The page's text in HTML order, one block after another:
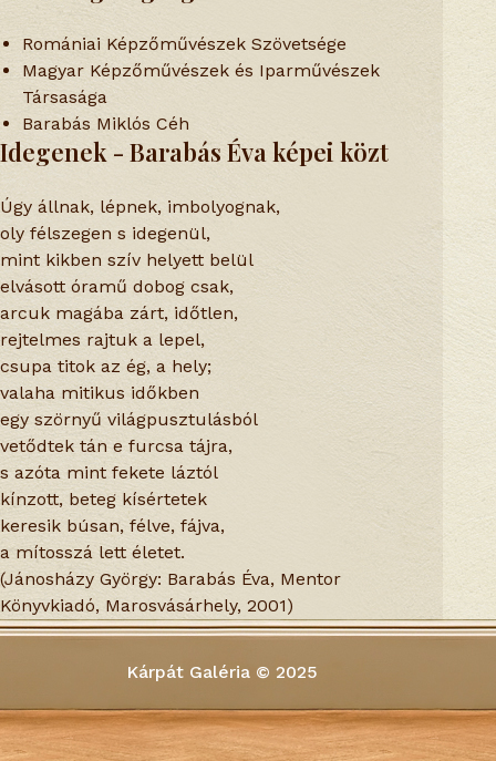
Romániai Képzőművészek Szövetsége
Magyar Képzőművészek és Iparművészek
Társasága
Barabás Miklós Céh
Idegenek - Barabás Éva képei közt
Úgy állnak, lépnek, imbolyognak,
oly félszegen s idegenül,
mint kikben szív helyett belül
elvásott óramű dobog csak,
arcuk magába zárt, időtlen,
rejtelmes rajtuk a lepel,
csupa titok az ég, a hely;
valaha mitikus időkben
egy szörnyű világpusztulásból
vetődtek tán e furcsa tájra,
s azóta mint fekete láztól
kínzott, beteg kísértetek
keresik búsan, félve, fájva,
a mítosszá lett életet.
(Jánosházy György: Barabás Éva, Mentor
Könyvkiadó, Marosvásárhely, 2001)
Kárpát Galéria © 2025